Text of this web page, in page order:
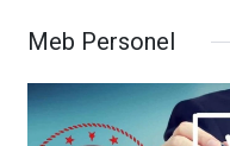
Meb Personel